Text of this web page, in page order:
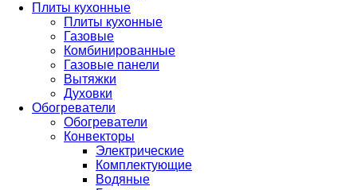
Плиты кухонные
Плиты кухонные
Газовые
Комбинированные
Газовые панели
Вытяжки
Духовки
Обогреватели
Обогреватели
Конвекторы
Электрические
Комплектующие
Водяные